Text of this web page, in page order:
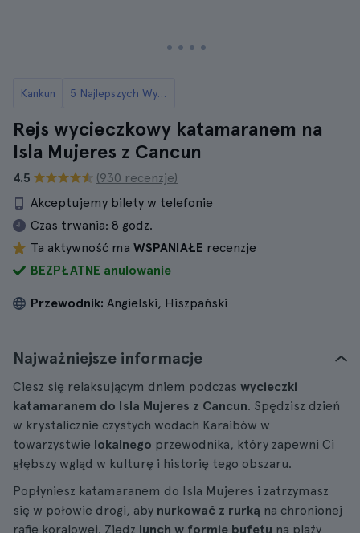
Kankun 5 Najlepszych Wycieczek na Dzień na Isla Mujeres z Cancun
Rejs wycieczkowy katamaranem na
Isla Mujeres z Cancun
4.5
(930 recenzje)
Akceptujemy bilety w telefonie
Czas trwania: 8 godz.
Ta aktywność ma WSPANIAŁE recenzje
BEZPŁATNE anulowanie
Przewodnik: Angielski, Hiszpański
Najważniejsze informacje
Ciesz się relaksującym dniem podczas wycieczki
katamaranem do Isla Mujeres z Cancun. Spędzisz dzień
w krystalicznie czystych wodach Karaibów w
towarzystwie lokalnego przewodnika, który zapewni Ci
głębszy wgląd w kulturę i historię tego obszaru.
Popłyniesz katamaranem do Isla Mujeres i zatrzymasz
się w połowie drogi, aby nurkować z rurką na chronionej
rafie koralowej. Zjedz lunch w formie bufetu na plaży